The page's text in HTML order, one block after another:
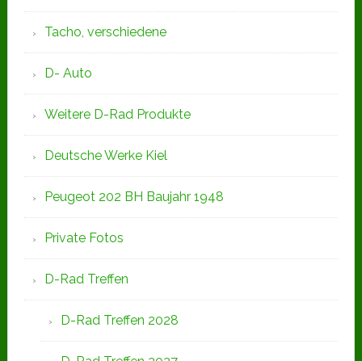
Tacho, verschiedene
D- Auto
Weitere D-Rad Produkte
Deutsche Werke Kiel
Peugeot 202 BH Baujahr 1948
Private Fotos
D-Rad Treffen
D-Rad Treffen 2028